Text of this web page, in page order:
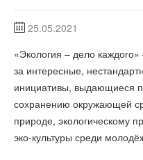
Ученикам
Центр «Точка роста»
Родителям
25.05.2021
«Экология – дело
за интересные,
инициативы, выдающиеся
сохранению окружающей
природе, экологическому
эко-культуры среди